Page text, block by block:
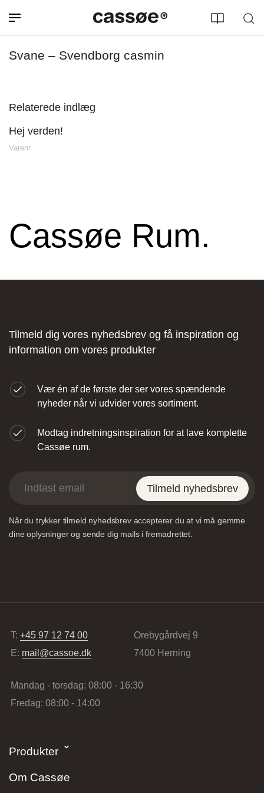
Svane – Svendborg casmin
Relaterede indlæg
Hej verden!
Varenr.
Cassøe Rum.
Tilmeld dig vores nyhedsbrev og få inspiration og
information om vores produkter
Vær én af de første der ser vores spændende
nyheder når vi udvider vores sortiment.
Modtag indretningsinspiration for at lave komplette
Cassøe rum.
Tilmeld nyhedsbrev
Når du trykker tilmeld nyhedsbrev accepterer du at vi må gemme
dine oplysninger og sende dig mails i fremadrettet.
T:+45 97 12 74 00
E: mail@cassoe.dk
Orebygårdvej 9
7400 Herning
Mandag - torsdag: 08:00 - 16:30
Fredag: 08:00 - 14:00
Produkter
Om Cassøe
Søg efter adresse
Danmark
Nettoline Ribe
Øster Vedsted Vej 6, 6760 Ribe,
Tvis Køkkener – Køge
Brogade 7F, 4600 Køge,
61696765